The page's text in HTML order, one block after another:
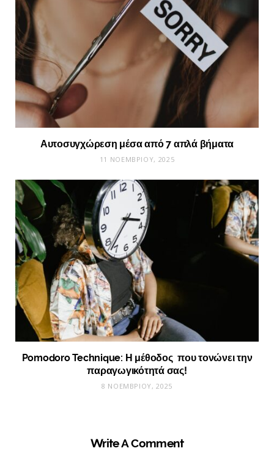
Αυτοσυγχώρεση μέσα από 7 απλά βήματα
11 ΝΟΕΜΒΡΊΟΥ, 2025
Pomodoro Technique: Η μέθοδος που τονώνει την
παραγωγικότητά σας!
8 ΝΟΕΜΒΡΊΟΥ, 2025
Write A Comment